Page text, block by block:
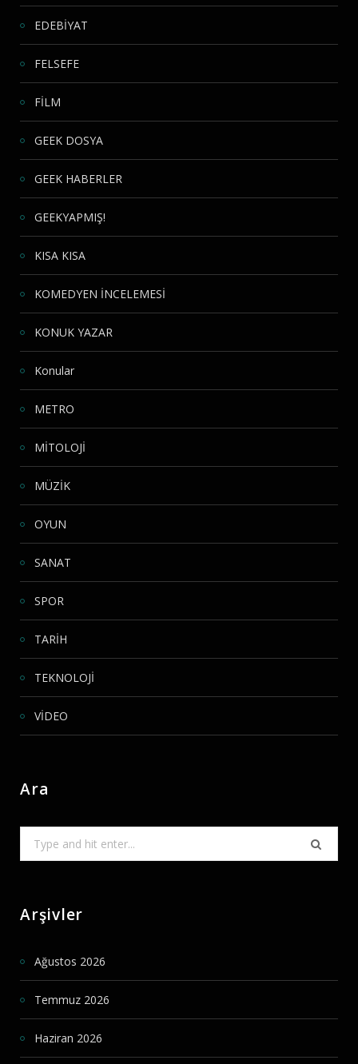
EDEBİYAT
FELSEFE
FİLM
GEEK DOSYA
GEEK HABERLER
GEEKYAPMIŞ!
KISA KISA
KOMEDYEN İNCELEMESİ
KONUK YAZAR
Konular
METRO
MİTOLOJİ
MÜZİK
OYUN
SANAT
SPOR
TARİH
TEKNOLOJİ
VİDEO
Ara
for:
Arşivler
Ağustos 2026
Temmuz 2026
Haziran 2026